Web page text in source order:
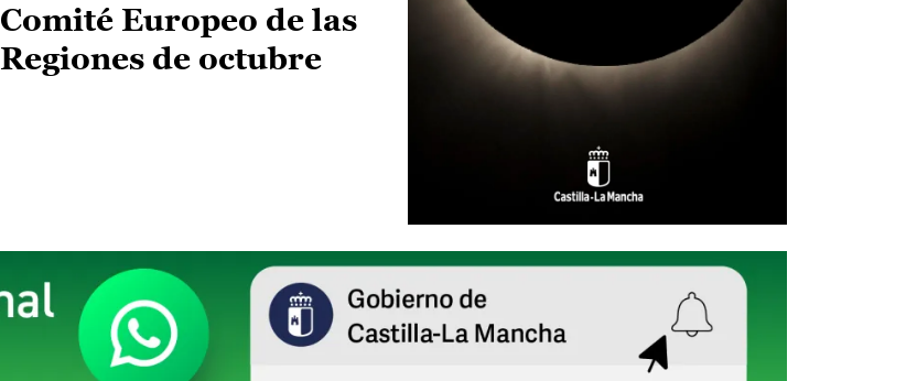
Comité Europeo de las
Regiones de octubre